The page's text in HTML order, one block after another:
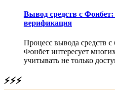
Вывод средств с
верификация
Процесс вывода средств
Фонбет интересует
учитывать не только
⚡⚡⚡